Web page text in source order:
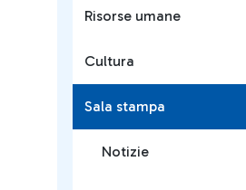
Risorse umane
Cultura
Sala stampa
Notizie